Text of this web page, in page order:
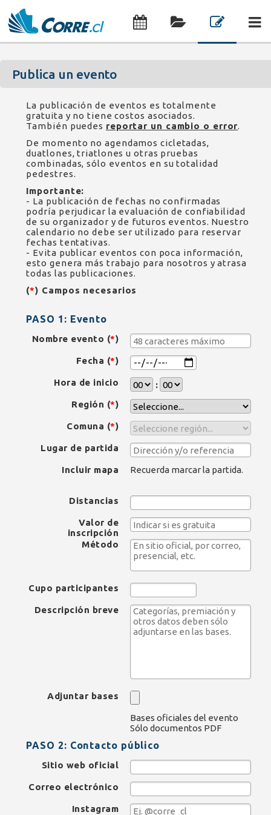
Publica un evento
La publicación de eventos es totalmente
gratuita y no tiene costos asociados.
También puedes reportar un cambio o error.
De momento no agendamos cicletadas,
duatlones, triatlones u otras pruebas
combinadas, sólo eventos en su totalidad
pedestres.
Importante:
- La publicación de fechas no confirmadas
podría perjudicar la evaluación de confiabilidad
de su organizador y de futuros eventos. Nuestro
calendario no debe ser utilizado para reservar
fechas tentativas.
- Evita publicar eventos con poca información,
esto genera más trabajo para nosotros y atrasa
todas las publicaciones.
(*) Campos necesarios
PASO 1: Evento
Nombre evento (*)
Fecha (*)
Hora de inicio
:
Región (*)
Comuna (*)
Lugar de partida
Incluir mapa Recuerda marcar la partida.
Distancias
Valor de
inscripción
Método
Cupo participantes
Descripción breve
Adjuntar bases
Bases oficiales del evento
Sólo documentos PDF
PASO 2: Contacto público
Sitio web oficial
Correo electrónico
Instagram